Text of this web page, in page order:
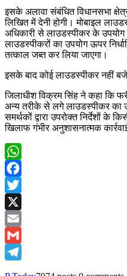
इसके अलावा संबंधित विधानसभा
लिखित में देनी होगी। मोबाइल
अधिकारी से लाउडस्पीकर के उपयोग
लाउडस्पीकरों का उपयोग ऊपर
तत्काल जब्त कर लिया जाएगा।
इसके बाद कोई लाउडस्पीकर नहीं
जिलाधीश विक्रम सिंह ने कहा कि
अन्य तरीके से लगे लाउडस्पीकर का
समर्थकों द्वारा उपरोक्त निर्देशों के
खिलाफ गंभीर अनुशासनात्मक
WhatsApp
Facebook
Twitter
X
Email
Gmail